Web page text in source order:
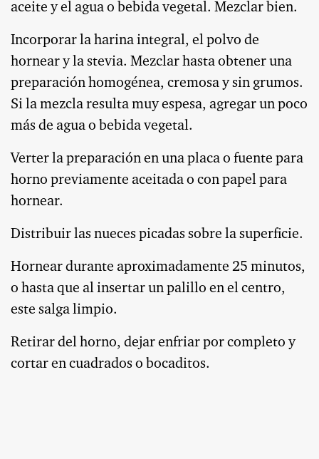
aceite y el agua o bebida vegetal. Mezclar bien.
Incorporar la harina integral, el polvo de
hornear y la stevia. Mezclar hasta obtener una
preparación homogénea, cremosa y sin grumos.
Si la mezcla resulta muy espesa, agregar un poco
más de agua o bebida vegetal.
Verter la preparación en una placa o fuente para
horno previamente aceitada o con papel para
hornear.
Distribuir las nueces picadas sobre la superficie.
Hornear durante aproximadamente 25 minutos,
o hasta que al insertar un palillo en el centro,
este salga limpio.
Retirar del horno, dejar enfriar por completo y
cortar en cuadrados o bocaditos.